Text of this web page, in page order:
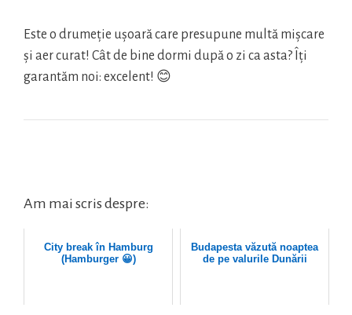
Este o drumeție ușoară care presupune multă mișcare
și aer curat! Cât de bine dormi după o zi ca asta? Îți
garantăm noi: excelent! 😊
Am mai scris despre:
City break în Hamburg
(Hamburger 😀)
Budapesta văzută noaptea
de pe valurile Dunării